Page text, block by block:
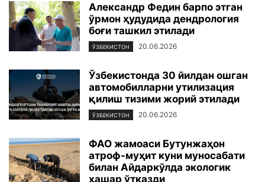
Александр Федин барпо этган
ўрмон ҳудудида дендрология
боғи ташкил этилади
ЎЗБЕКИСТОН 20.06.2026
Ўзбекистонда 30 йилдан ошган
автомобилларни утилизация
қилиш тизими жорий этилади
ЎЗБЕКИСТОН 20.06.2026
ФАО жамоаси Бутунжаҳон
атроф-муҳит куни муносабати
билан Айдаркўлда экологик
ҳашар ўтказди